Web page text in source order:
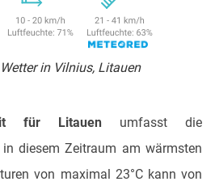
in Vilnius, Litauen
für Litauenumfasst die
diesem Zeitraum am wärmsten
von maximal 23°C kann von